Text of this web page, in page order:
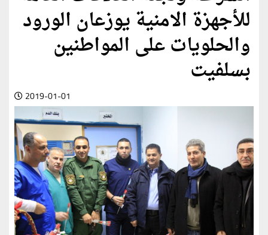
للأجهزة الامنية يوزعان الورود
والحلويات على المواطنين
بسلفيت
2019-01-01